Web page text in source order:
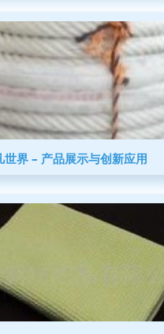
界 – 产品展示与创新应用